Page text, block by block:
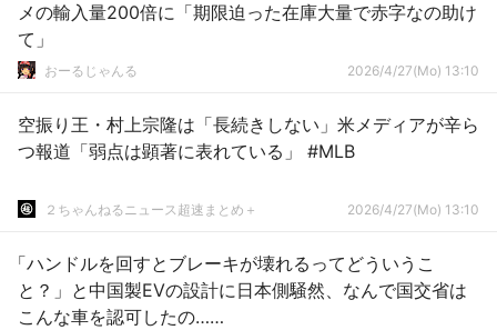
メの輸入量200倍に「期限迫った在庫大量で赤字なの助け
て」
おーるじゃんる 2026/4/27(Mo) 13:10
空振り王・村上宗隆は「長続きしない」米メディアが辛ら
つ報道「弱点は顕著に表れている」 #MLB
２ちゃんねるニュース超速まとめ＋ 2026/4/27(Mo) 13:10
「ハンドルを回すとブレーキが壊れるってどういうこ
と？」と中国製EVの設計に日本側騒然、なんで国交省は
こんな車を認可したの……